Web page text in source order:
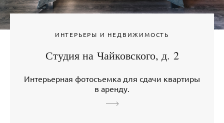
ИНТЕРЬЕРЫ И НЕДВИЖИМОСТЬ
Студия на Чайковского, д. 2
Интерьерная фотосъемка для сдачи квартиры
в аренду.